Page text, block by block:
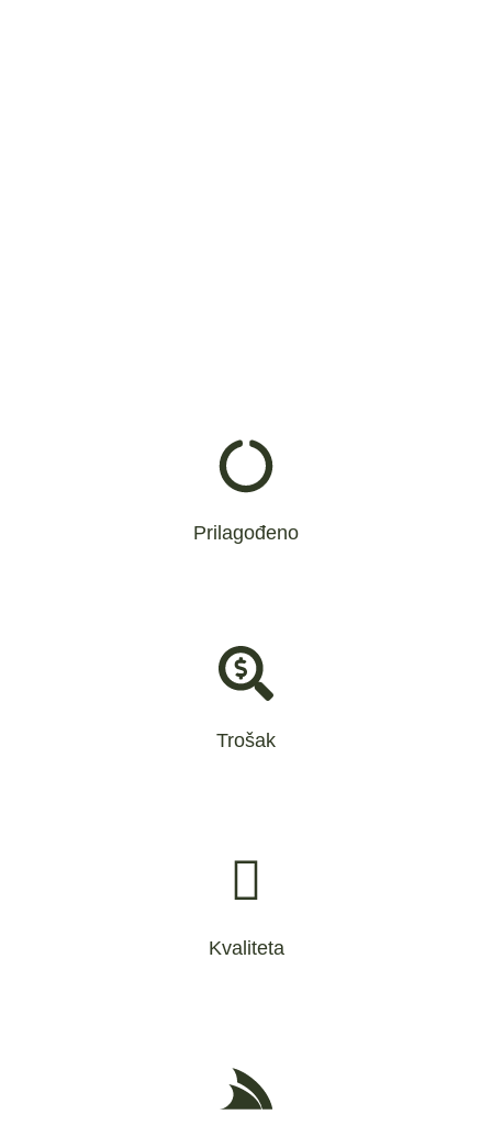
Prilagođeno
Imamo snažan tim za istraživanje i razvoj koji može
razvijati i proizvoditi proizvode prema crtežima ili
uzorcima koje dostave kupci.
Trošak
Kvaliteta